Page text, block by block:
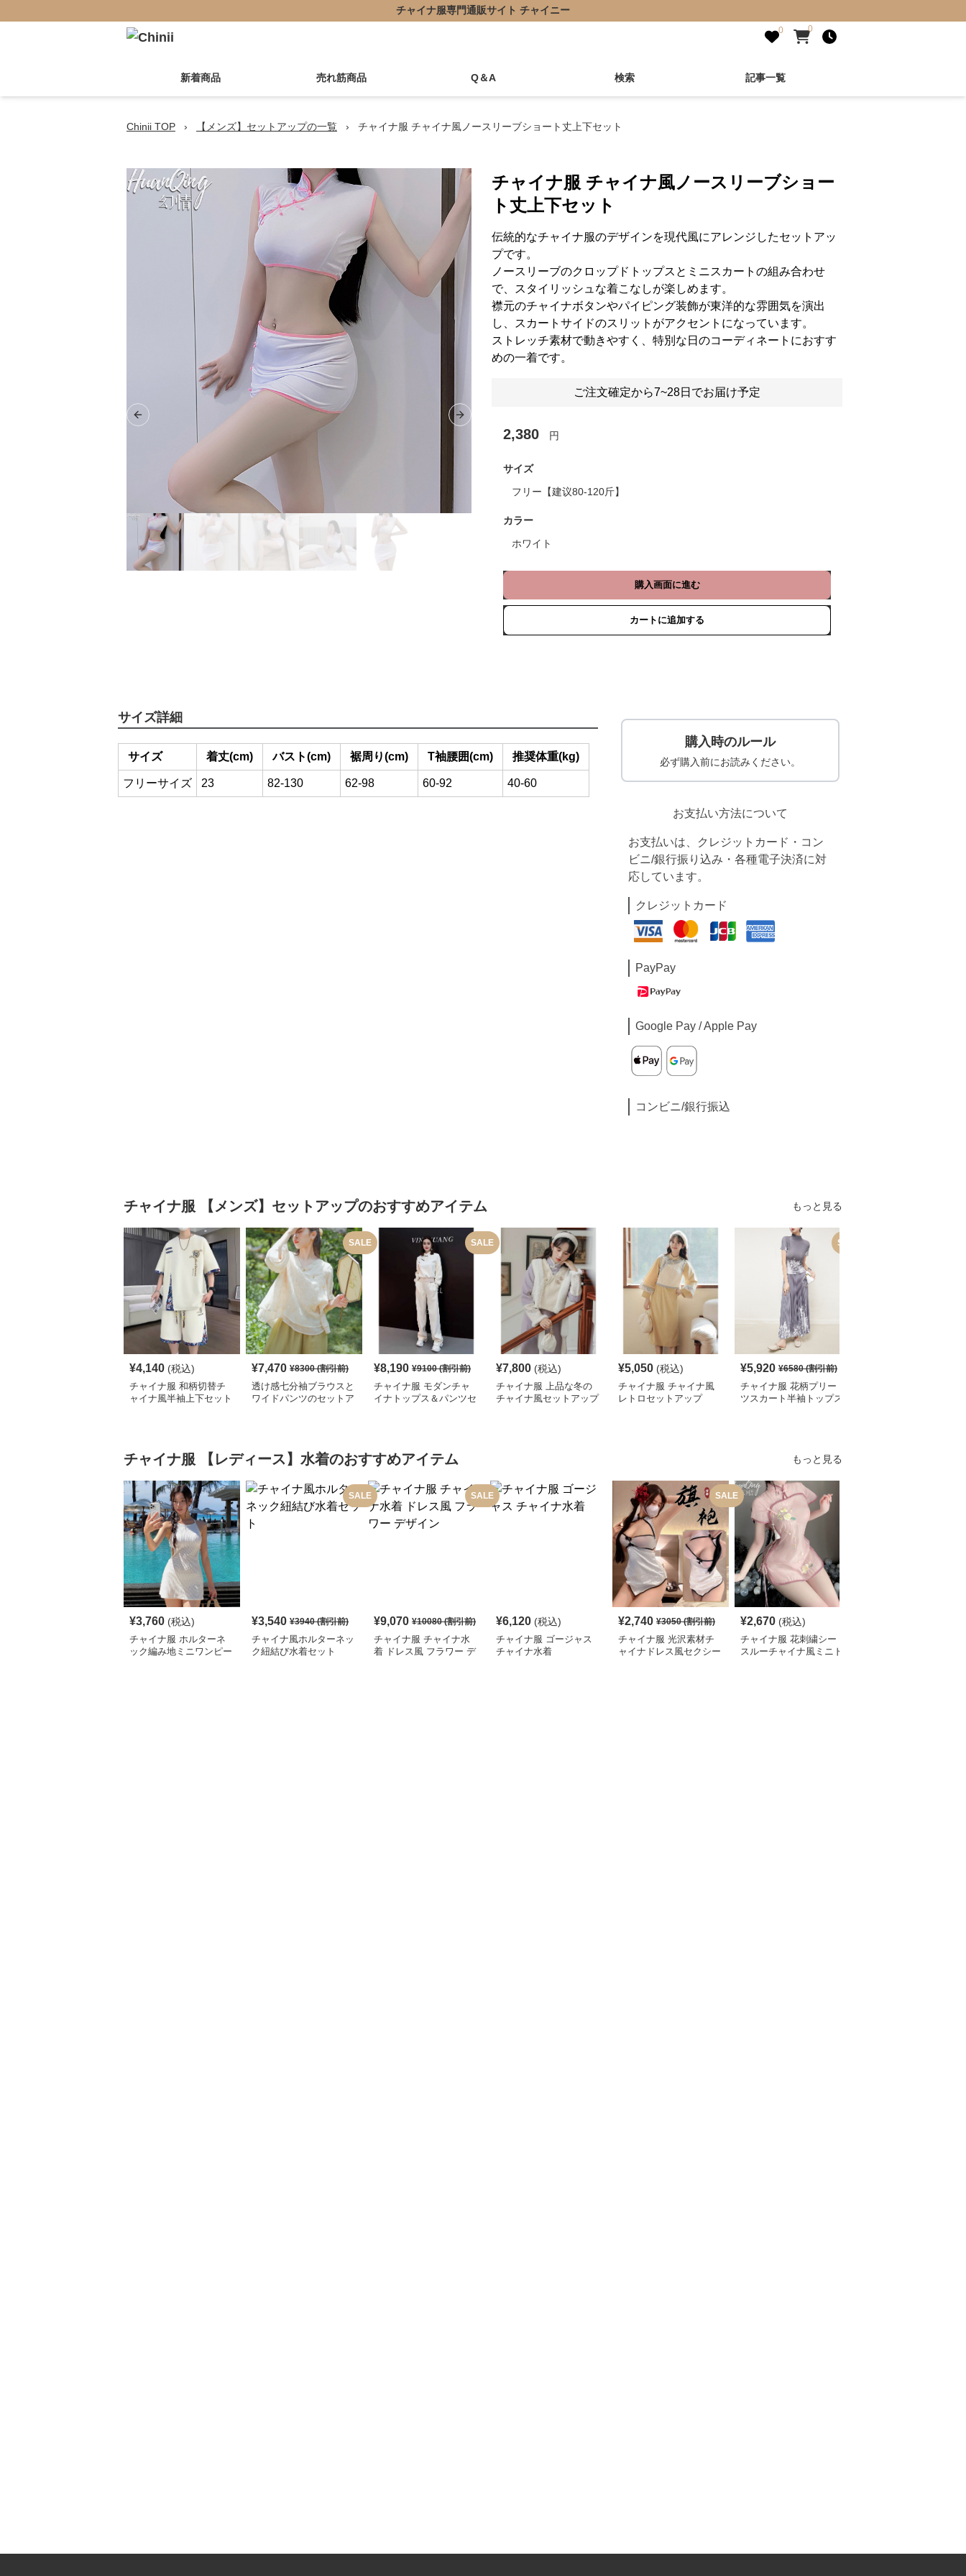
チャイナ服専門通販サイト チャイニー
0 0
新着商品 売れ筋商品 Q＆A 検索 記事一覧
Chinii TOP › 【メンズ】セットアップの一覧 › チャイナ服 チャイナ風ノースリーブショート丈上下セット
Previous slide Next slide
チャイナ服 チャイナ風ノースリーブショー
ト丈上下セット
伝統的なチャイナ服のデザインを現代風にアレンジしたセットアッ
プです。
ノースリーブのクロップドトップスとミニスカートの組み合わせ
で、スタイリッシュな着こなしが楽しめます。
襟元のチャイナボタンやパイピング装飾が東洋的な雰囲気を演出
し、スカートサイドのスリットがアクセントになっています。
ストレッチ素材で動きやすく、特別な日のコーディネートにおすす
めの一着です。
ご注文確定から7~28日でお届け予定
2,380 円
サイズ
フリー【建议80-120斤】
カラー
ホワイト
購入画面に進む
カートに追加する
サイズ詳細
サイズ 着丈(cm) バスト(cm) 裾周り(cm) T袖腰囲(cm) 推奨体重(kg)
フリーサイズ 23 82-130 62-98 60-92 40-60
購入時のルール
必ず購入前にお読みください。
お支払い方法について
お支払いは、クレジットカード・コン
ビニ/銀行振り込み・各種電子決済に対
応しています。
クレジットカード
PayPay
Google Pay / Apple Pay
コンビニ/銀行振込
チャイナ服 【メンズ】セットアップのおすすめアイテム もっと見る
¥4,140 (税込)
チャイナ服 和柄切替チ
ャイナ風半袖上下セット
SALE
¥7,470 ¥8300(割引前)
透け感七分袖ブラウスと
ワイドパンツのセットア
SALE
¥8,190 ¥9100(割引前)
チャイナ服 モダンチャ
イナトップス＆パンツセ
¥7,800 (税込)
チャイナ服 上品な冬の
チャイナ風セットアップ
¥5,050 (税込)
チャイナ服 チャイナ風
レトロセットアップ
SALE
¥5,920 ¥6580(割引前)
チャイナ服 花柄プリー
ツスカート半袖トップス
チャイナ服 【レディース】水着のおすすめアイテム もっと見る
¥3,760 (税込)
チャイナ服 ホルターネ
ック編み地ミニワンピー
SALE
¥3,540 ¥3940(割引前)
チャイナ風ホルターネッ
ク紐結び水着セット
SALE
¥9,070 ¥10080(割引前)
チャイナ服 チャイナ水
着 ドレス風 フラワー デ
¥6,120 (税込)
チャイナ服 ゴージャス
チャイナ水着
SALE
¥2,740 ¥3050(割引前)
チャイナ服 光沢素材チ
ャイナドレス風セクシー
¥2,670 (税込)
チャイナ服 花刺繍シー
スルーチャイナ風ミニド